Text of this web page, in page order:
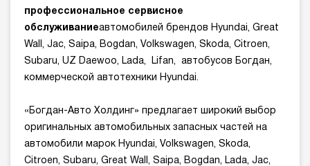
профессиональное сервисное
обслуживаниеавтомобилей брендов Hyundai, Great
Wall, Jac, Saipa, Bogdan, Volkswagen, Skoda, Citroen,
Subaru, UZ Daewoo, Lada, Lifan, автобусов Богдан,
коммерческой автотехники Hyundai.
«Богдан-Авто Холдинг» предлагает широкий выбор
оригинальных автомобильных запасных частей на
автомобили марок Hyundai, Volkswagen, Skoda,
Citroen, Subaru, Great Wall, Saipa, Bogdan, Lada, Jac,